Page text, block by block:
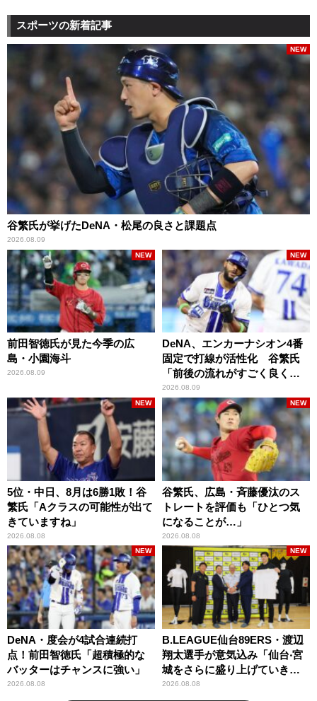
スポーツの新着記事
谷繁氏が挙げたDeNA・松尾の良さと課題点
2026.08.09
NEW
前田智徳氏が見た今季の広
島・小園海斗
2026.08.09
NEW
DeNA、エンカーナシオン4番
固定で打線が活性化 谷繁氏
「前後の流れがすごく良くな
りましたね」
2026.08.09
NEW
5位・中日、8月は6勝1敗！谷
繁氏「Aクラスの可能性が出て
きていますね」
2026.08.08
NEW
谷繁氏、広島・斉藤優汰のス
トレートを評価も「ひとつ気
になることが…」
2026.08.08
NEW
DeNA・度会が4試合連続打
点！前田智徳氏「超積極的な
バッターはチャンスに強い」
2026.08.08
NEW
B.LEAGUE仙台89ERS・渡辺
翔太選手が意気込み「仙台‧宮
城をさらに盛り上げていきた
いです」
2026.08.08
NEW